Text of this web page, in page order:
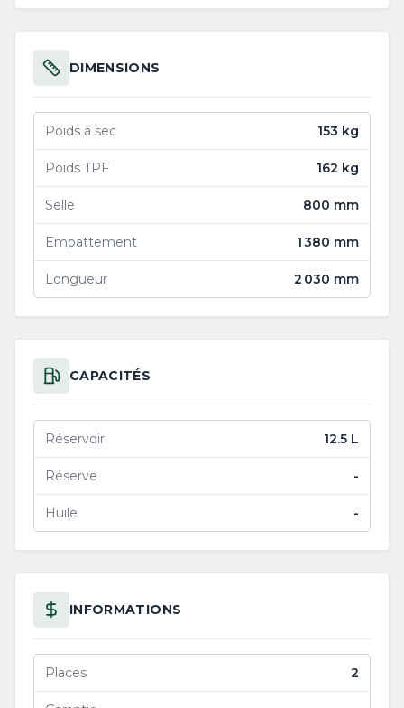
DIMENSIONS
Poids à sec 153 kg
Poids TPF 162 kg
Selle 800 mm
Empattement 1 380 mm
Longueur 2 030 mm
CAPACITÉS
Réservoir 12.5 L
Réserve -
Huile -
INFORMATIONS
Places 2